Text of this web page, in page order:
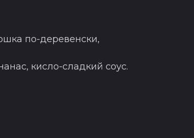
по-деревенски,
кисло-сладкий соус.